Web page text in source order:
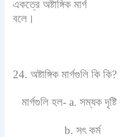
একত্রে অষ্টাঙ্গিক মার্গ
বলে।
24. অষ্টাঙ্গিক মার্গগুলি কি কি?
মার্গগুলি হল- a. সম্যক দৃষ্টি
b. সৎ কর্ম